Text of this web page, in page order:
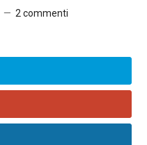
2 commenti